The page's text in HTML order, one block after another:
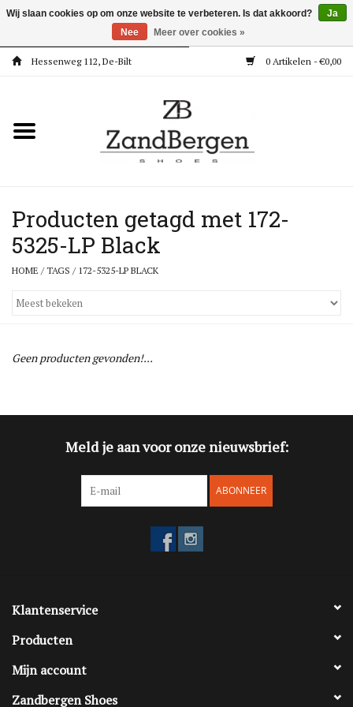
Hessenweg 112, De-Bilt 0 Artikelen - €0,00
Kleding
Meisjes
Jongens
Accessoires
Producten getagd met 172-
5325-LP Black
HOME /TAGS / 172-5325-LP BLACK
Geen producten gevonden!...
Meld je aan voor onze nieuwsbrief:
ABONNEER
Klantenservice
Producten
Mijn account
Zandbergen Shoes
Wij slaan cookies op om onze website te verbeteren. Is dat akkoord?
Ja
Nee
Meer over cookies »